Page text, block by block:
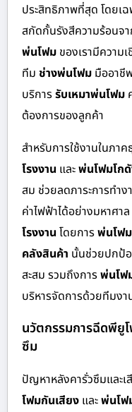
ประสิทธิภาพที่สุด โดยเฉ
สกัดกั้นรังสีความร้อนจา
พ่นโฟม ของเรามีความ
ทีม ช่างพ่นโฟม มืออาชี
บริการรับเหมาพ่นโฟม
ต้องการของลูกค้า
สำหรับการใช้งานในภา
โรงงาน และพ่นโฟมโก
สม ช่วยลดภาระการทำ
ค่าไฟฟ้าได้อย่างมหาศา
โรงงาน โดยการพ่นโฟ
คลังสินค้า นั้นช่วยปกป้อ
สะสม รวมถึงการพ่นโฟ
บริหารจัดการด้วยทีมง
นวัตกรรมการฉีดพียู
ซึม
ปัญหาหลังคารั่วซึมและ
โฟมกันเสียง และพ่นโ